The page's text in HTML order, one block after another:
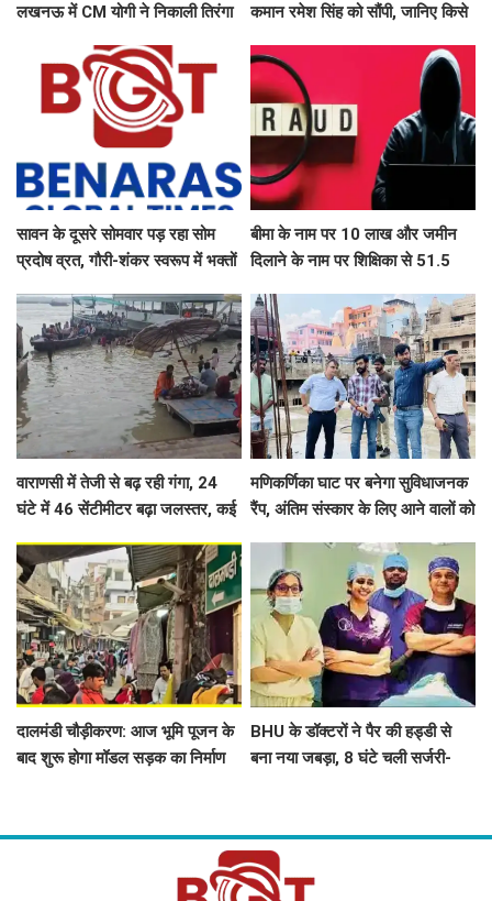
लखनऊ में CM योगी ने निकाली तिरंगा
कमान रमेश सिंह को सौंपी, जानिए किसे
सावन के दूसरे सोमवार पड़ रहा सोम
प्रदोष व्रत, गौरी-शंकर स्वरूप में भक्तों
आस्था का सैलाब
बीमा के नाम पर 10 लाख और जमीन
दिलाने के नाम पर शिक्षिका से 51.5
वाराणसी में तेजी से बढ़ रही गंगा, 24
घंटे में 46 सेंटीमीटर बढ़ा जलस्तर, कई
मणिकर्णिका घाट पर बनेगा सुविधाजनक
रैंप, अंतिम संस्कार के लिए आने वालों को
दालमंडी चौड़ीकरण: आज भूमि पूजन के
बाद शुरू होगा मॉडल सड़क का निर्माण
BHU के डॉक्टरों ने पैर की हड्डी से
बना नया जबड़ा, 8 घंटे चली सर्जरी-